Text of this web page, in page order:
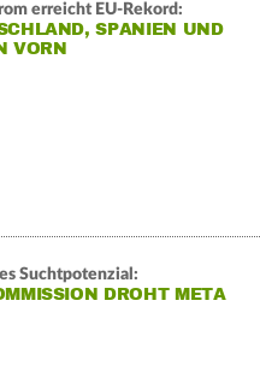
erreicht EU-Rekord:
SPANIEN UND
VORN
Suchtpotenzial:
DROHT META